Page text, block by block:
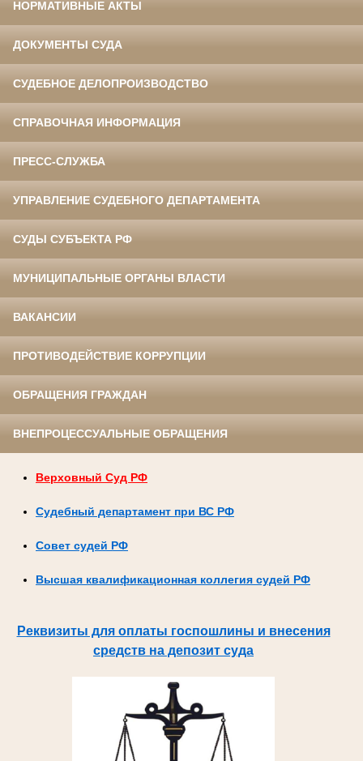
НОРМАТИВНЫЕ АКТЫ
ДОКУМЕНТЫ СУДА
СУДЕБНОЕ ДЕЛОПРОИЗВОДСТВО
СПРАВОЧНАЯ ИНФОРМАЦИЯ
ПРЕСС-СЛУЖБА
УПРАВЛЕНИЕ СУДЕБНОГО ДЕПАРТАМЕНТА
СУДЫ СУБЪЕКТА РФ
МУНИЦИПАЛЬНЫЕ ОРГАНЫ ВЛАСТИ
ВАКАНСИИ
ПРОТИВОДЕЙСТВИЕ КОРРУПЦИИ
ОБРАЩЕНИЯ ГРАЖДАН
ВНЕПРОЦЕССУАЛЬНЫЕ ОБРАЩЕНИЯ
Верховный Суд РФ
Судебный департамент при ВС РФ
Совет судей РФ
Высшая квалификационная коллегия судей РФ
Реквизиты для оплаты госпошлины и внесения
средств на депозит суда